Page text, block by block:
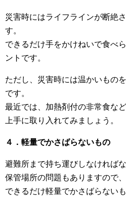
災害時にはライフラインが断絶
す。
できるだけ手をかけねいで食べ
ントです。
ただし、災害時には温かいもの
です。
最近では、加熱剤付の非常食など
上手に取り入れてみましょう。
４．軽量でかさばらないもの
避難所まで持ち運びしなければ
保管場所の問題もありますので、
できるだけ軽量でかさばらない